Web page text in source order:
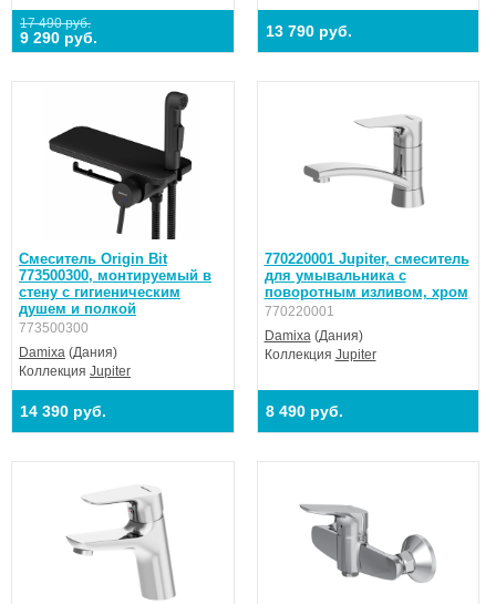
17 490 руб.
9 290 руб. 13 790 руб.
Смеситель Origin Bit
773500300, монтируемый в
стену с гигиеническим
душем и полкой
773500300
Damixa (Дания)
Коллекция Jupiter
14 390 руб.
770220001 Jupiter, смеситель
для умывальника с
поворотным изливом, хром
770220001
Damixa(Дания)
Коллекция Jupiter
8 490 руб.